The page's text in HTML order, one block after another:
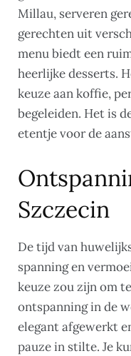
Millau, serveren
gerechten uit
menu biedt een
heerlijke desserts.
keuze aan koffie,
begeleiden. Het is
etentje voor de
Szczecin
De tijd van
spanning en
keuze zou zijn om
ontspanning in de
elegant afgewerkt
pauze in stilte. Je